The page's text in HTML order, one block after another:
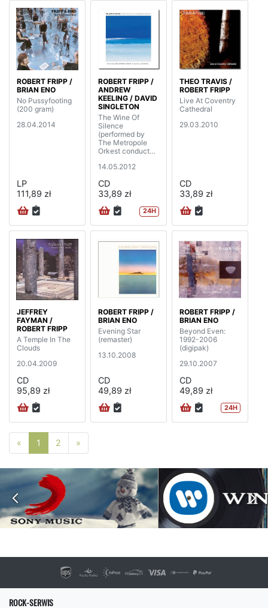
ROBERT FRIPP /
BRIAN ENO
No Pussyfooting
(200 gram)
28.04.2014
LP
111,89 zł
ROBERT FRIPP /
ANDREW
KEELING / DAVID
SINGLETON
The Wine Of
Silence
(performed by
The Metropole
Orkest conducted
14.05.2012
CD
33,89 zł
24H
THEO TRAVIS /
ROBERT FRIPP
Live At Coventry
Cathedral
29.03.2010
CD
33,89 zł
JEFFREY
FAYMAN /
ROBERT FRIPP
A Temple In The
Clouds
20.04.2009
CD
95,89 zł
ROBERT FRIPP /
BRIAN ENO
Evening Star
(remaster)
13.10.2008
CD
49,89 zł
ROBERT FRIPP /
BRIAN ENO
Beyond Even:
1992-2006
(digipak)
29.10.2007
CD
49,89 zł
24H
« Poprzednia strona
1 2 »
ROCK-SERWIS